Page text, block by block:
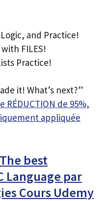
and Practice!
FILES!
Practice!
it! What’s next?”
de 95%,
appliquée
best
Language par
Cours Udemy